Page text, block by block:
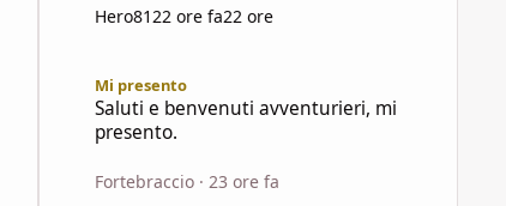
Hero8122 ore fa22 ore
Mi presento
Saluti e benvenuti avventurieri, mi
presento.
Fortebraccio· 23 ore fa